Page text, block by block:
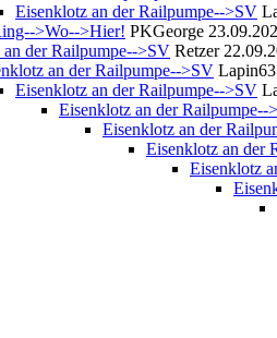
Eisenklotz an der Railpumpe-->SV
>Wo-->Hier! PKGeorge
der Railpumpe-->SV Retzer
an der Railpumpe-->SV Lapin63
Eisenklotz an der Railpumpe-->SV
Eisenklotz an der Railpumpe--
Eisenklotz an der
Eisenklotz an der
Eisenklotz